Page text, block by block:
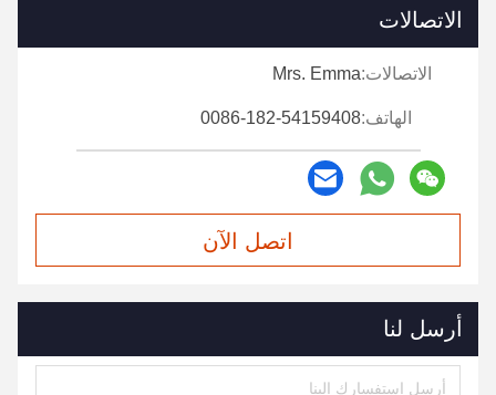
الاتصالات
الاتصالات:Mrs. Emma
الهاتف:0086-182-54159408
اتصل الآن
أرسل لنا